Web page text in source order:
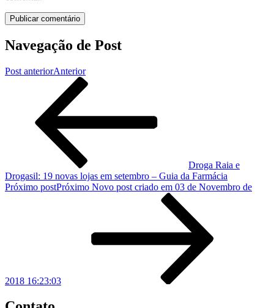
Navegação de Post
Post anteriorAnterior
Droga Raia e
Drogasil: 19 novas lojas em setembro – Guia da Farmácia
Próximo postPróximo Novo post criado em 03 de Novembro de
2018 16:23:03